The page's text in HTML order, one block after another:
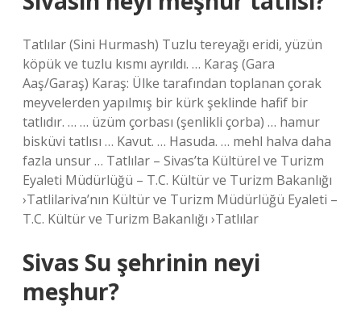
Tatlılar (Sini Hurmash) Tuzlu tereyağı eridi, yüzün
köpük ve tuzlu kısmı ayrıldı. … Karaş (Gara
Aaş/Garaş) Karaş: Ülke tarafından toplanan çorak
meyvelerden yapılmış bir kürk şeklinde hafif bir
tatlıdır. … … üzüm çorbası (şenlikli çorba) … hamur
bisküvi tatlısı … Kavut. … Hasuda. … mehl halva daha
fazla unsur … Tatlılar – Sivas’ta Kültürel ve Turizm
Eyaleti Müdürlüğü – T.C. Kültür ve Turizm Bakanlığı
›Tatlilariva’nın Kültür ve Turizm Müdürlüğü Eyaleti –
T.C. Kültür ve Turizm Bakanlığı ›Tatlılar
Sivas Su şehrinin neyi
meşhur?